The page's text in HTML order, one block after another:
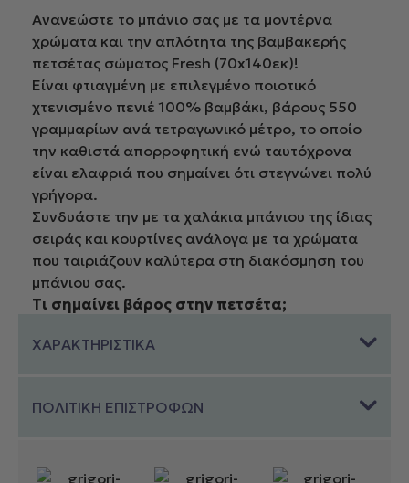
WHITE
ποσότητα
Ανανεώστε το μπάνιο σας με τα μοντέρνα
χρώματα και την απλότητα της βαμβακερής
πετσέτας σώματος Fresh (70x140εκ)!
Είναι φτιαγμένη με επιλεγμένο ποιοτικό
χτενισμένο πενιέ 100% βαμβάκι, βάρους 550
γραμμαρίων ανά τετραγωνικό μέτρο, το οποίο
την καθιστά απορροφητική ενώ ταυτόχρονα
είναι ελαφριά που σημαίνει ότι στεγνώνει πολύ
γρήγορα.
Συνδυάστε την με τα χαλάκια μπάνιου της ίδιας
σειράς και κουρτίνες ανάλογα με τα χρώματα
που ταιριάζουν καλύτερα στη διακόσμηση του
μπάνιου σας.
Τι σημαίνει βάρος στην πετσέτα;
ποιότητας της πετσέτας.
στεγνώνει γρήγορα.
πετσέτα που αγκαλιάζει περισσότερο το σώμα
ΧΑΡΑΚΤΗΡΙΣΤΙΚΑ
ΠΟΛΙΤΙΚΗ ΕΠΙΣΤΡΟΦΩΝ